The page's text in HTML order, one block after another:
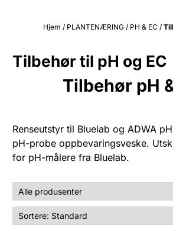
Hjem / PLANTENÆRING / PH & EC /
Tilbehør til pH og EC
Tilbehør pH
Renseutstyr til Bluelab og ADWA
pH-probe oppbevaringsveske.
for pH-målere fra Bluelab.